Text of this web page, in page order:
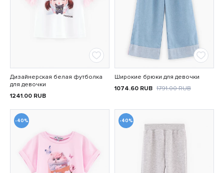
Дизайнерская белая футболка
для девочки
1241.00 RUB
Широкие брюки для девочки
1074.60 RUB 1791.00RUB
-40% -40%